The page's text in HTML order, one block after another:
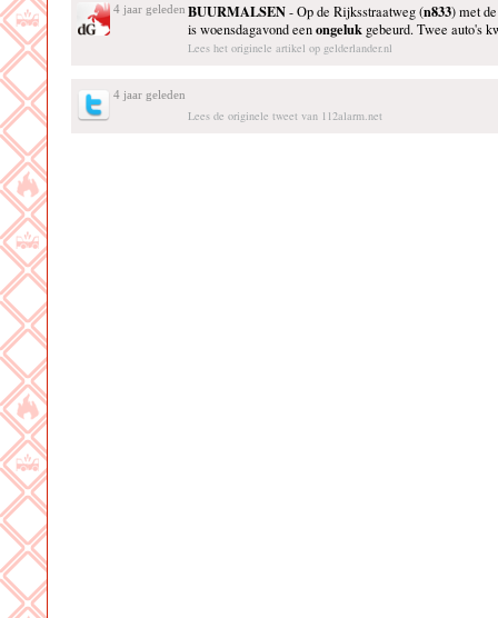
4 jaar geleden BUURMALSEN- Op de Rijksstraatweg (n833) met
is woensdagavond eenongeluk gebeurd. Twee auto's
Lees het originele artikel op gelderlander.nl
4 jaar geleden
Lees de originele tweet van 112alarm.net